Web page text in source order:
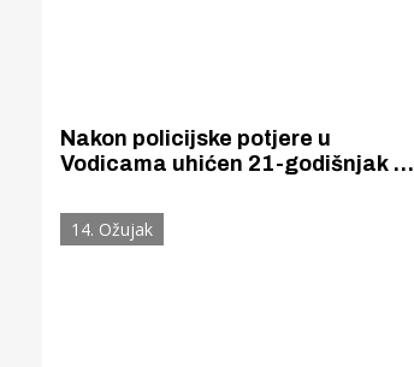
Nakon policijske potjere u
Vodicama uhićen 21-godišnjak za
nije položio vozački ispit
14. Ožujak